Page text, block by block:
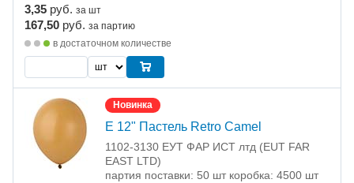
3,35 руб. за шт
167,50 руб. за партию
в достаточном количестве
Новинка
Е 12" Пастель Retro Camel
1102-3130 ЕУТ ФАР ИСТ лтд (EUT FAR
EAST LTD)
партия поставки: 50 шт коробка: 4500 шт